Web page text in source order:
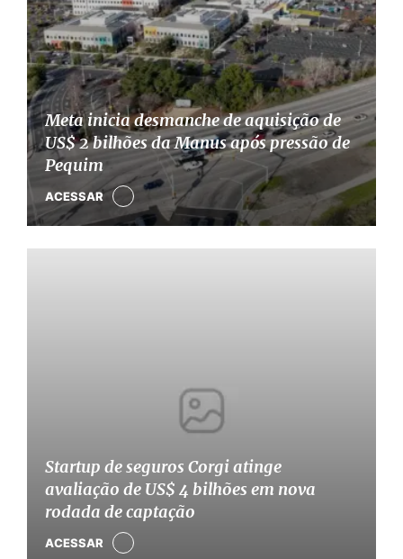
Meta inicia desmanche de aquisição de
US$ 2 bilhões da Manus após pressão de
Pequim
ACESSAR
Startup de seguros Corgi atinge
avaliação de US$ 4 bilhões em nova
rodada de captação
ACESSAR